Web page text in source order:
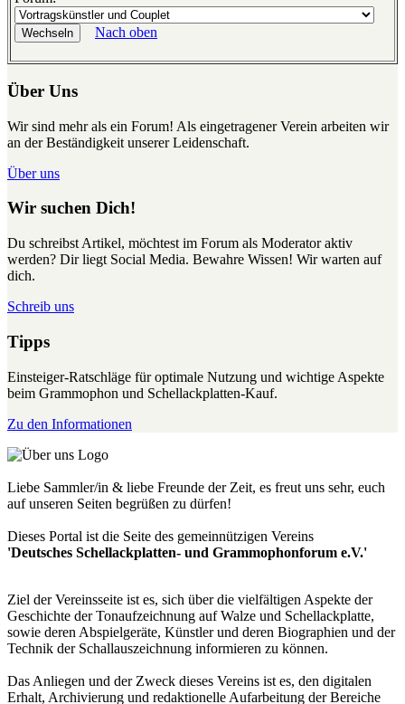
Nach oben
Über Uns
Wir sind mehr als ein Forum! Als eingetragener Verein arbeiten wir
an der Beständigkeit unserer Leidenschaft.
Über uns
Wir suchen Dich!
Du schreibst Artikel, möchtest im Forum als Moderator aktiv
werden? Dir liegt Social Media. Bewahre Wissen! Wir warten auf
dich.
Schreib uns
Tipps
Einsteiger-Ratschläge für optimale Nutzung und wichtige Aspekte
beim Grammophon und Schellackplatten-Kauf.
Zu den Informationen
Liebe Sammler/in & liebe Freunde der Zeit, es freut uns sehr, euch
auf unseren Seiten begrüßen zu dürfen!
Dieses Portal ist die Seite des gemeinnützigen Vereins
'Deutsches Schellackplatten- und Grammophonforum e.V.'
Ziel der Vereinsseite ist es, sich über die vielfältigen Aspekte der
Geschichte der Tonaufzeichnung auf Walze und Schellackplatte,
sowie deren Abspielgeräte, Künstler und deren Biographien und der
Technik der Schallauszeichnung informieren zu können.
Das Anliegen und der Zweck dieses Vereins ist es, den digitalen
Erhalt, Archivierung und redaktionelle Aufarbeitung der Bereiche